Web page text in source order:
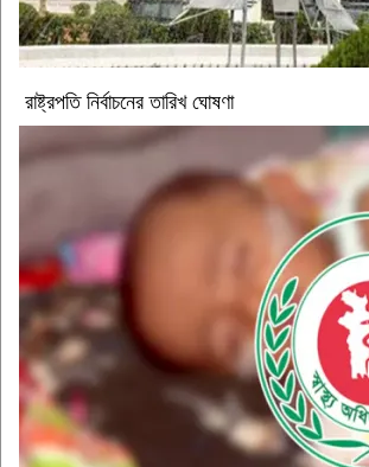
রাষ্ট্রপতি নির্বাচনের তারিখ ঘোষণা